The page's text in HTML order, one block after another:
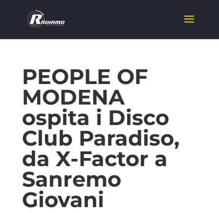
PEOPLE OF
MODENA
ospita i Disco
Club Paradiso,
da X-Factor a
Sanremo
Giovani